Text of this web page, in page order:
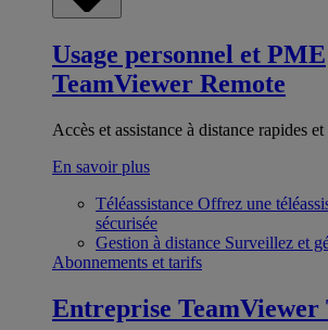
Usage personnel et PME
TeamViewer Remote
Accès et assistance à distance rapides et
En savoir plus
Téléassistance Offrez une
sécurisée
Gestion à distance Surveillez et
Abonnements et tarifs
Entreprise TeamViewer